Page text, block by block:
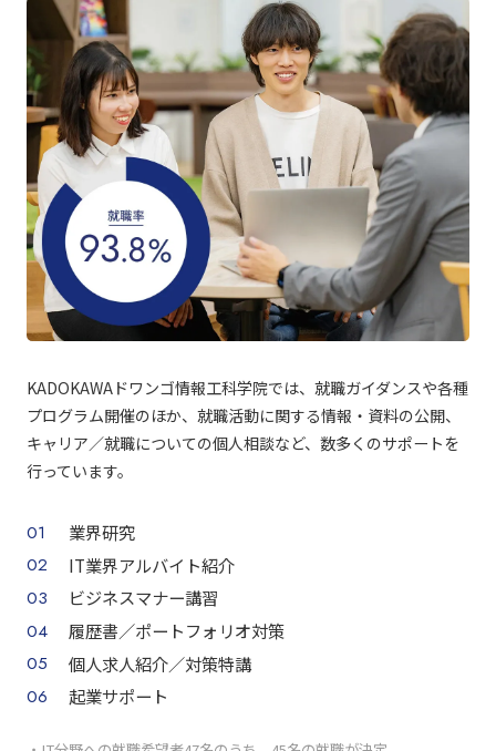
KADOKAWAドワンゴ情報工科学院では、就職ガイダンスや各種
プログラム開催のほか、就職活動に関する情報・資料の公開、
キャリア／就職についての個人相談など、数多くのサポートを
行っています。
業界研究
IT業界アルバイト紹介
ビジネスマナー講習
履歴書／ポートフォリオ対策
個人求人紹介／対策特講
起業サポート